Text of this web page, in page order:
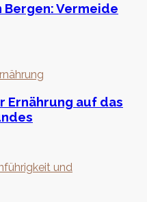
Bergen: Vermeide
Ernährung auf das
und